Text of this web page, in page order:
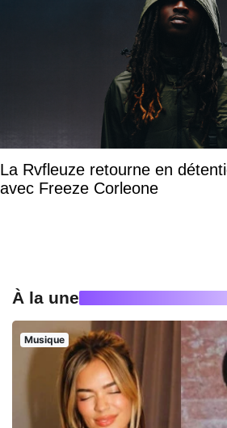
La Rvfleuze retourne en
avec Freeze Corleone
À la une
Musique